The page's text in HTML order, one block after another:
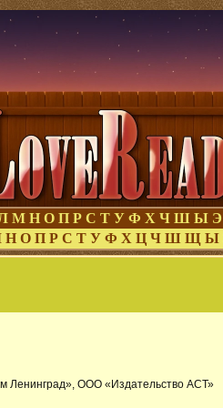
М Н О П Р С Т У Ф Х Ч Ш Ы Э
Н О П Р С Т У Ф Х Ц Ч Ш Щ Ы
Ленинград», ООО «Издательство АСТ»